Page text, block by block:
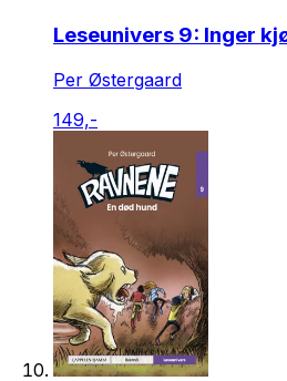
Leseunivers 9: Inger
Per Østergaard
149,-